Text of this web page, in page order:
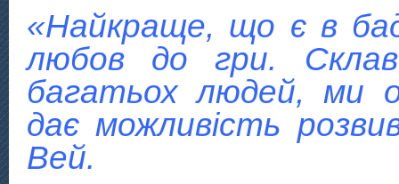
«Найкраще, що є в
любов до гри.
багатьох людей, ми
дає можливість
Вей.